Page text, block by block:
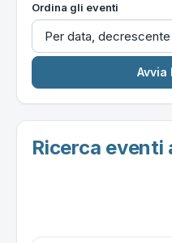
Ordina gli eventi
Ricerca